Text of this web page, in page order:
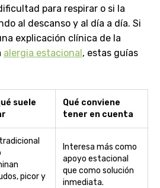
para respirar o si la
al descanso y al día a día. Si
explicación clínica de la
alergia estacional, estas guías
suele
Qué conviene
tener en cuenta
picor y
Interesa más como
apoyo estacional
que como solución
inmediata.